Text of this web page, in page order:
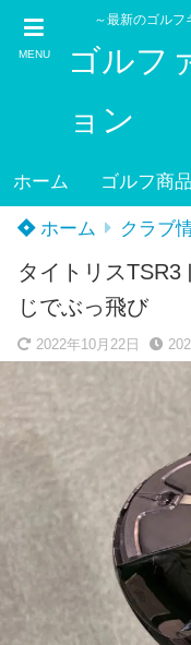
MENU
～最新のゴルフ
ゴルフ
ョン
ホーム ゴルフ商
ホーム クラブ
タイトリスTSR3
じでぶっ飛び
2022年10月22日